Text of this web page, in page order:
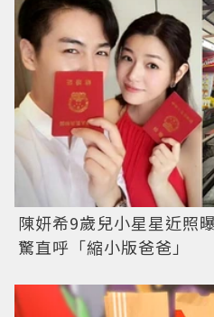
陳妍希9歲兒小星星近照
驚直呼「縮小版爸爸」